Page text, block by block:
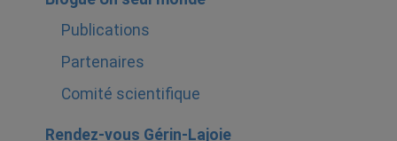
Publications
Partenaires
Comité scientifique
Rendez-vous Gérin-Lajoie